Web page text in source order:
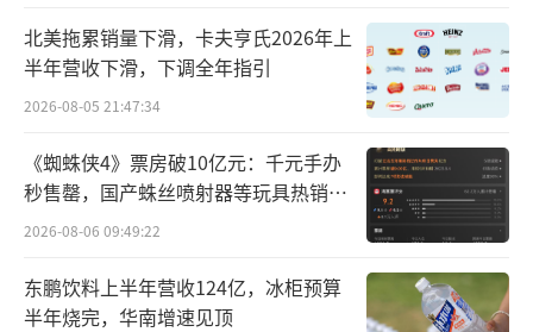
值得注意的是，北京汇源食品饮料有限公
司还申请了“汇源100%”竖排的商标，并且分
类也为“32”，覆盖无酒精果汁、果汁、水
（饮料）、无酒精饮料、苏打水、咖啡味非酒
精饮料、茶味非酒精饮料、带果肉果汁饮料、
植物饮料、制作饮料用无酒精配料。专用权期
限为“2022年09月21日至2032年09月20
日”。
北美拖累销量下滑，卡夫亨氏2026年上
半年营收下滑，下调全年指引
2026-08-05 21:47:34
《蜘蛛侠4》票房破10亿元：千元手办
秒售罄，国产蛛丝喷射器等玩具热销海
外
2026-08-06 09:49:22
东鹏饮料上半年营收124亿，冰柜预算
半年烧完，华南增速见顶